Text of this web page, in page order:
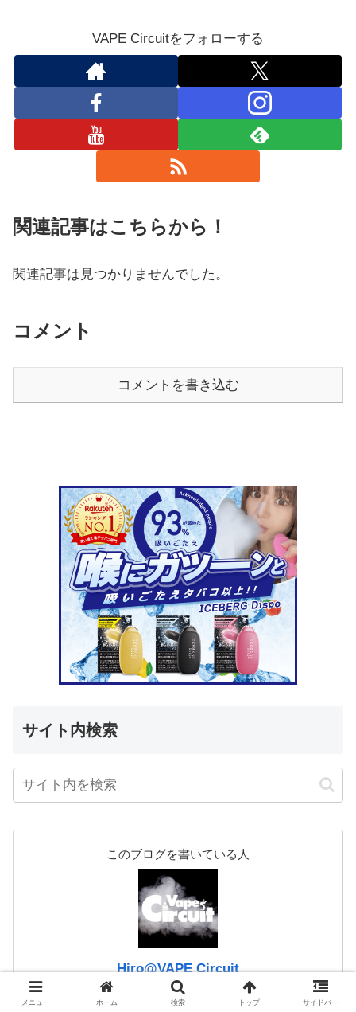
VAPE Circuitをフォローする
関連記事はこちらから！
関連記事は見つかりませんでした。
コメント
コメントを書き込む
サイト内検索
このブログを書いている人
Hiro@VAPE Circuit
2016年設立のVAPE・電子タバコ・加熱式たばこ専
門ブログ「VAPE Circuit」です。
メニュー ホーム 検索 トップ サイドバー